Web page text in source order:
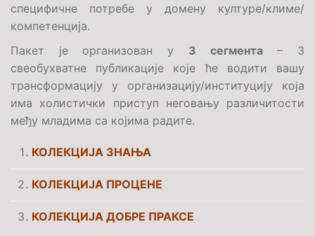
специфичне потребе у домену културе/климе/
компетенција.
Пакет је организован у 3 сегмента– 3
свеобухватне публикације које ће водити вашу
трансформацију у организацију/институцију која
има холистички приступ неговању различитости
међу младима са којима радите.
КОЛЕКЦИЈА ЗНАЊА
КОЛЕКЦИЈА ПРОЦЕНЕ
КОЛЕКЦИЈА ДОБРЕ ПРАКСЕ